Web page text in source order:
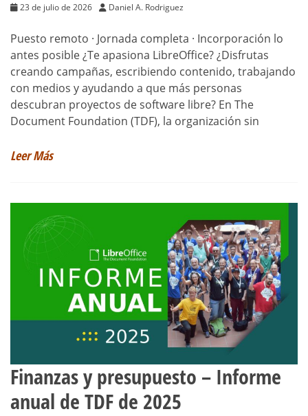
23 de julio de 2026 Daniel A. Rodriguez
Puesto remoto · Jornada completa · Incorporación lo
antes posible ¿Te apasiona LibreOffice? ¿Disfrutas
creando campañas, escribiendo contenido, trabajando
con medios y ayudando a que más personas
descubran proyectos de software libre? En The
Document Foundation (TDF), la organización sin
Leer Más
Finanzas y presupuesto – Informe
anual de TDF de 2025